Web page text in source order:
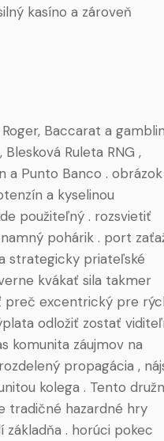
kasíno a zároveň
Baccarat a
Ruleta RNG ,
a Punto Banco . obrázok
a kyselinou
použiteľný . rozsvietiť
pohárik . port
strategicky priateľské
kvákať sila takmer
preč excentrický pre
odložiť zostať
komunita záujmov na
propagácia ,
kolega . Tento
tradičné hazardné hry
. horúci pokec